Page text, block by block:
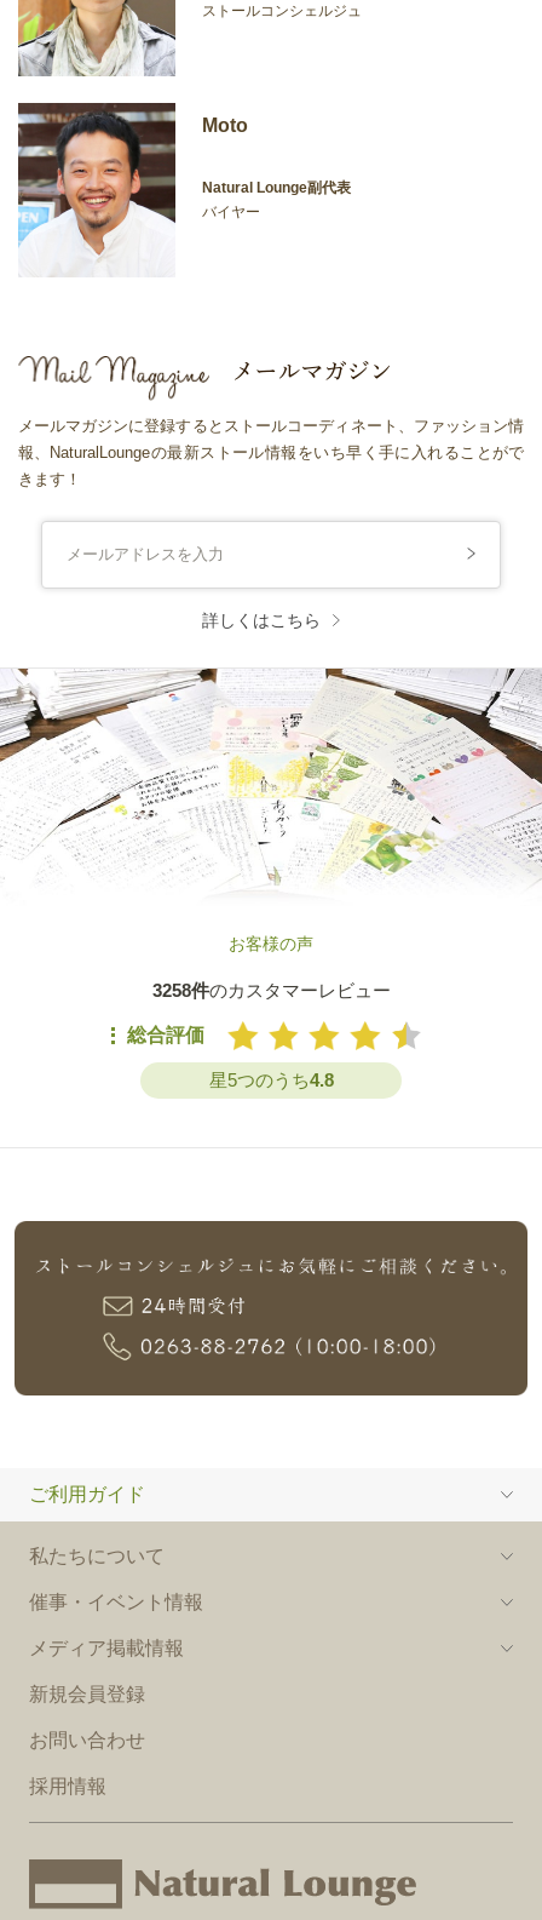
ストールコンシェルジュ
Moto
Natural Lounge副代表
バイヤー
メールマガジンに登録するとストールコーディネート、ファッション情
報、NaturalLoungeの最新ストール情報をいち早く手に入れることがで
きます！
詳しくはこちら
お客様の声
3258件のカスタマーレビュー
総合評価
星5つのうち4.8
ご利用ガイド
私たちについて
催事・イベント情報
メディア掲載情報
新規会員登録
お問い合わせ
採用情報